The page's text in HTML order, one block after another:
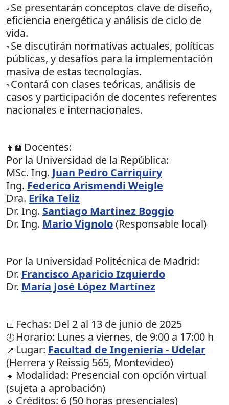
▫️ Se presentarán conceptos clave de diseño,
eficiencia energética y análisis de ciclo de
vida.
▫️ Se discutirán normativas actuales, políticas
públicas, y desafíos para la implementación
masiva de estas tecnologías.
▫️ Contará con clases teóricas, análisis de
casos y participación de docentes referentes
nacionales e internacionales.
👨‍🏫 Docentes:
Por la Universidad de la República:
MSc. Ing. Juan Pedro Carriquiry
Ing. Federico Arismendi Weigle
Dra. Erika Teliz
Dr. Ing. Santiago Martinez Boggio
Dr. Ing. Mario Vignolo(Responsable local)
Por la Universidad Politécnica de Madrid:
Dr. Francisco Aparicio Izquierdo
Dr. María José López Martínez
📅 Fechas: Del 2 al 13 de junio de 2025
🕘 Horario: Lunes a viernes, de 9:00 a 17:00 h
📍 Lugar: Facultad de Ingeniería - Udelar
(Herrera y Reissig 565, Montevideo)
🔹 Modalidad: Presencial con opción virtual
(sujeta a aprobación)
🔹 Créditos: 6 (50 horas presenciales)